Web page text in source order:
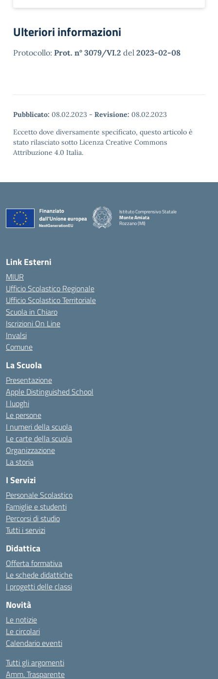
Ulteriori informazioni
Protocollo: Prot. n° 3079/VI.2 del 2023-02-08
Pubblicato: 08.02.2023 - Revisione: 08.02.2023
Eccetto dove diversamente specificato, questo articolo è
stato rilasciato sotto Licenza Creative Commons
Attribuzione 4.0 Italia.
Istituto Comprensivo Statale
Monte Amiata
Rozzano (MI)
Link Esterni
MIUR
Ufficio Scolastico Regionale
Ufficio Scolastico Territoriale
Scuola in Chiaro
Iscrizioni On Line
Invalsi
Comune
La Scuola
Presentazione
Apple Distinguished School
I luoghi
Le persone
I numeri della scuola
Le carte della scuola
Organizzazione
La storia
I Servizi
Personale Scolastico
Famiglie e studenti
Percorsi di studio
Tutti i servizi
Didattica
Offerta formativa
Le schede didattiche
I progetti delle classi
Novità
Le notizie
Le circolari
Calendario eventi
Tutti gli argomenti
Amm. Trasparente